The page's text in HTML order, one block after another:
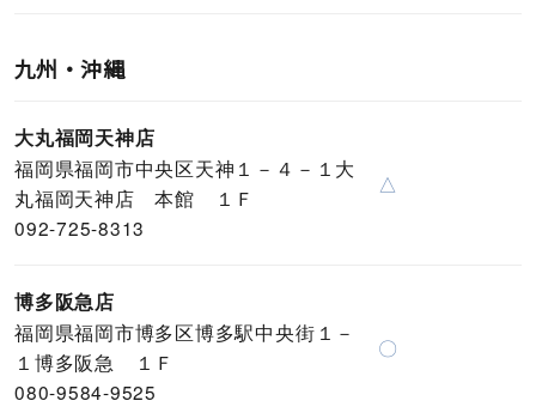
九州・沖縄
大丸福岡天神店
福岡県福岡市中央区天神１－４－１大
丸福岡天神店 本館 １Ｆ
092-725-8313
△
博多阪急店
福岡県福岡市博多区博多駅中央街１－
１博多阪急 １Ｆ
080-9584-9525
〇